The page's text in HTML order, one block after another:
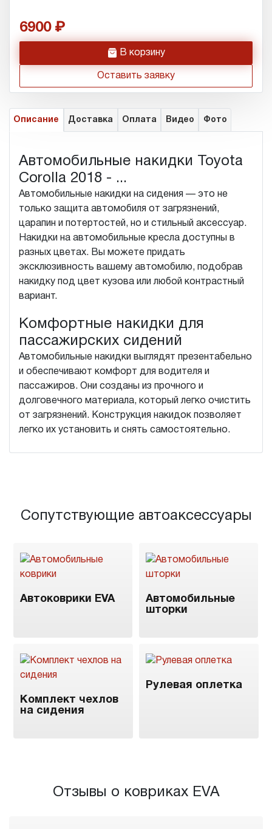
6900
h В корзину
Оставить заявку
Описание Доставка Оплата Видео Фото
Автомобильные накидки Toyota
Corolla 2018 - ...
Автомобильные накидки на сидения — это не
только защита автомобиля от загрязнений,
царапин и потертостей, но и стильный аксессуар.
Накидки на автомобильные кресла доступны в
разных цветах. Вы можете придать
эксклюзивность вашему автомобилю, подобрав
накидку под цвет кузова или любой контрастный
вариант.
Комфортные накидки для
пассажирских сидений
Автомобильные накидки выглядят презентабельно
и обеспечивают комфорт для водителя и
пассажиров. Они созданы из прочного и
долговечного материала, который легко очистить
от загрязнений. Конструкция накидок позволяет
легко их установить и снять самостоятельно.
Сопутствующие автоаксессуары
Автоковрики EVA
Автомобильные
шторки
Комплект чехлов
на сидения
Рулевая оплетка
Отзывы о ковриках EVA